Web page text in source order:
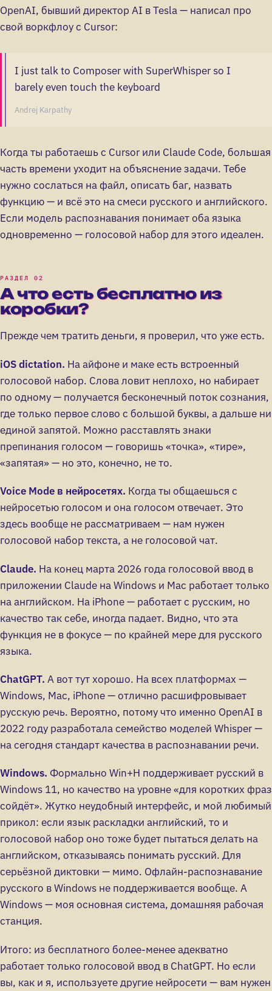
OpenAI, бывший директор AI в Tesla — написал про
свой воркфлоу с Cursor:
I just talk to Composer with SuperWhisper so I
barely even touch the keyboard
Andrej Karpathy
Когда ты работаешь с Cursor или Claude Code, большая
часть времени уходит на объяснение задачи. Тебе
нужно сослаться на файл, описать баг, назвать
функцию — и всё это на смеси русского и английского.
Если модель распознавания понимает оба языка
одновременно — голосовой набор для этого идеален.
А что есть бесплатно из
коробки?
Прежде чем тратить деньги, я проверил, что уже есть.
iOS dictation. На айфоне и маке есть встроенный
голосовой набор. Слова ловит неплохо, но набирает
по одному — получается бесконечный поток сознания,
где только первое слово с большой буквы, а дальше ни
единой запятой. Можно расставлять знаки
препинания голосом — говоришь «точка», «тире»,
«запятая» — но это, конечно, не то.
Voice Mode в нейросетях. Когда ты общаешься с
нейросетью голосом и она голосом отвечает. Это
здесь вообще не рассматриваем — нам нужен
голосовой набор текста, а не голосовой чат.
Claude. На конец марта 2026 года голосовой ввод в
приложении Claude на Windows и Mac работает только
на английском. На iPhone — работает с русским, но
качество так себе, иногда падает. Видно, что эта
функция не в фокусе — по крайней мере для русского
языка.
ChatGPT. А вот тут хорошо. На всех платформах —
Windows, Mac, iPhone — отлично расшифровывает
русскую речь. Вероятно, потому что именно OpenAI в
2022 году разработала семейство моделей Whisper —
на сегодня стандарт качества в распознавании речи.
Windows. Формально Win+H поддерживает русский в
Windows 11, но качество на уровне «для коротких фраз
сойдёт». Жутко неудобный интерфейс, и мой любимый
прикол: если язык раскладки английский, то и
голосовой набор оно тоже будет пытаться делать на
английском, отказываясь понимать русский. Для
серьёзной диктовки — мимо. Офлайн-распознавание
русского в Windows не поддерживается вообще. А
Windows — моя основная система, домашняя рабочая
станция.
Итого: из бесплатного более-менее адекватно
работает только голосовой ввод в ChatGPT. Но если
вы, как и я, используете другие нейросети — вам нужен